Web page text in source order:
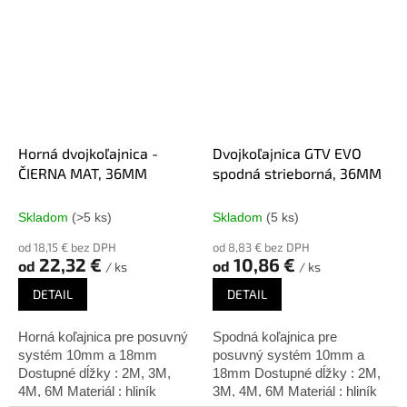
Horná dvojkoľajnica -
ČIERNA MAT, 36MM
Skladom (>5 ks)
od 18,15 € bez DPH
od 22,32 € / ks
DETAIL
Horná koľajnica pre posuvný
systém 10mm a 18mm
Dostupné dĺžky : 2M, 3M,
4M, 6M Materiál : hliník
Dvojkoľajnica GTV EVO
spodná strieborná, 36MM
Skladom (5 ks)
od 8,83 € bez DPH
od 10,86 € / ks
DETAIL
Spodná koľajnica pre
posuvný systém 10mm a
18mm Dostupné dĺžky : 2M,
3M, 4M, 6M Materiál : hliník